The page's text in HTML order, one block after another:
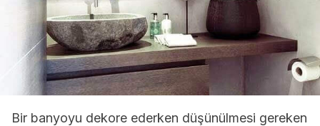
Bir banyoyu dekore ederken düşünülmesi gereken